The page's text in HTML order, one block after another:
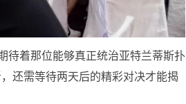
待着那位能够真正统治亚特兰蒂斯扑
还需等待两天后的精彩对决才能揭